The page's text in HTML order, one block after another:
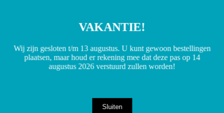
VAKANTIE!
Wij zijn gesloten t/m 13 augustus. U kunt gewoon bestellingen
plaatsen, maar houd er rekening mee dat deze pas op 14
augustus 2026 verstuurd zullen worden!
Sluiten